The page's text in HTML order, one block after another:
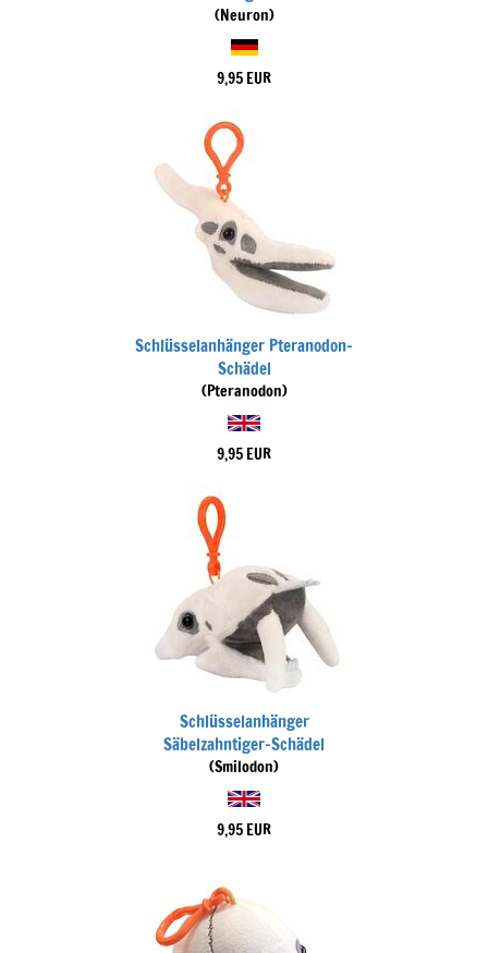
(Neuron)
9,95 EUR
Schlüsselanhänger Pteranodon-
Schädel
(Pteranodon)
9,95 EUR
Schlüsselanhänger
Säbelzahntiger-Schädel
(Smilodon)
9,95 EUR